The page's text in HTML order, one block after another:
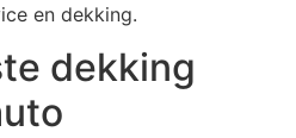
en dekking.
dekking